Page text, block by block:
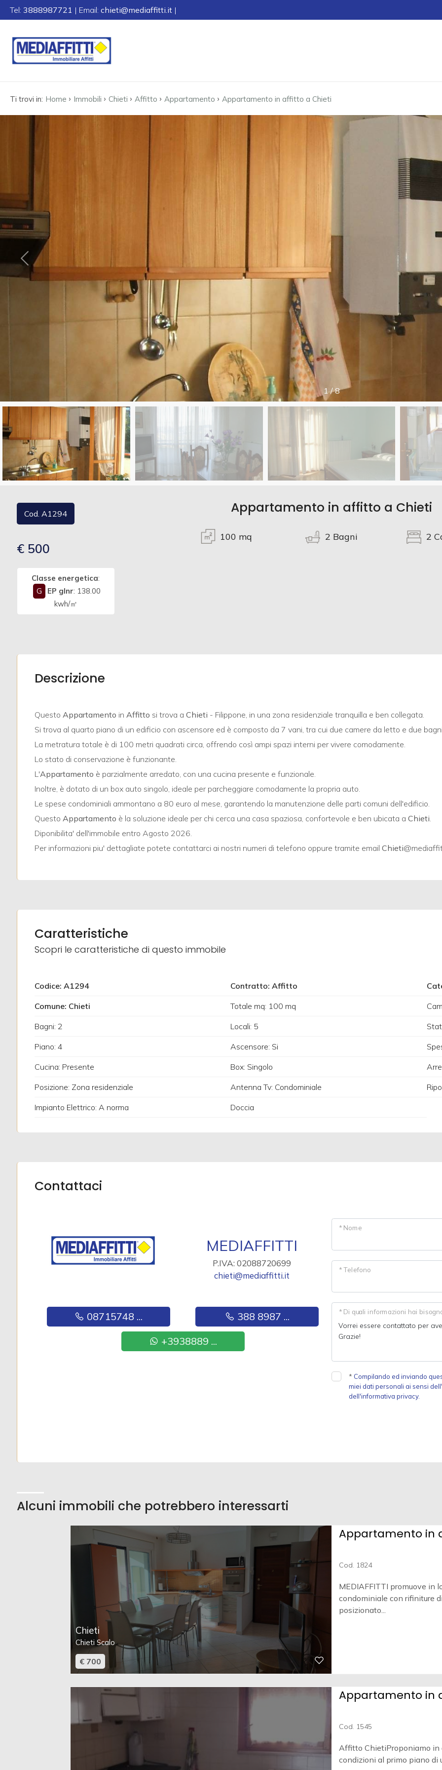
Tel: 3888987721 | Email: chieti@mediaffitti.it |
Ti trovi in: Home › Immobili › Chieti › Affitto › Appartamento › Appartamento in affitto a Chieti
1 / 8
Cod. A1294
€ 500
Classe energetica:
G
EP glnr: 138.00
kwh/㎡
Appartamento in affitto a Chieti
100 mq 2 Bagni 2
Descrizione
Questo Appartamento in Affitto si trova a Chieti - Filippone, in una zona residenziale tranquilla e ben collegata.
Si trova al quarto piano di un edificio con ascensore ed è composto da 7 vani, tra cui due camere da letto e due
La metratura totale è di 100 metri quadrati circa, offrendo così ampi spazi interni per vivere comodamente.
Lo stato di conservazione è funzionante.
L'Appartamento è parzialmente arredato, con una cucina presente e funzionale.
Inoltre, è dotato di un box auto singolo, ideale per parcheggiare comodamente la propria auto.
Le spese condominiali ammontano a 80 euro al mese, garantendo la manutenzione delle parti comuni dell'edificio.
Questo Appartamento è la soluzione ideale per chi cerca una casa spaziosa, confortevole e ben ubicata a Chieti.
Diponibilita' dell'immobile entro Agosto 2026.
Per informazioni piu' dettagliate potete contattarci ai nostri numeri di telefono oppure tramite email Chieti
Caratteristiche
Scopri le caratteristiche di questo immobile
Codice: A1294 Contratto: Affitto
Comune: Chieti Totale mq: 100 mq
Bagni: 2 Locali: 5
Piano: 4 Ascensore: Si
Cucina: Presente Box: Singolo
Posizione: Zona residenziale Antenna Tv: Condominiale
Impianto Elettrico: A norma Doccia
Contattaci
MEDIAFFITTI
P.IVA: 02088720699
chieti@mediaffitti.it
08715748 ...
388 8987 ...
+3938889 ...
* Nome
* Telefono
* Di quali informazioni hai
* Compilando ed inviando
miei dati personali ai sensi
dell'informativa privacy.
Alcuni immobili che potrebbero interessarti
Chieti
Chieti Scalo
€ 700
Appartamento in
Cod. 1824
MEDIAFFITTI promuove in
condominiale con rifiniture
posizionato...
Appartamento in
Cod. 1545
Affitto ChietiProponiamo
condizioni al primo piano di
CHI
Codice
Qualsiasi
Scegli
dove
cercare
Provincia
Comune
Qualsiasi
Residenziali
Commerciali
Terreni
Totale
Locali
minimi
Qualsiasi
Bagni
minimi
Qualsiasi
Altre
Balcone/Terrazzo